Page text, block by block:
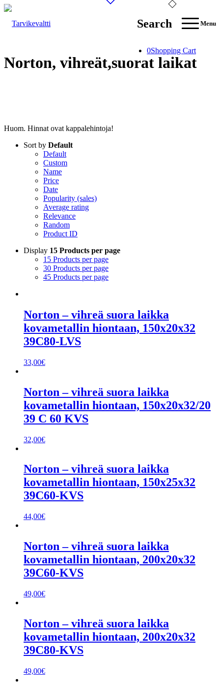
Search Menu
0Shopping Cart
Norton, vihreät,suorat laikat
Huom. Hinnat ovat kappalehintoja!
Sort by Default
Default
Custom
Name
Price
Date
Popularity (sales)
Average rating
Relevance
Random
Product ID
Display 15 Products per page
15 Products per page
30 Products per page
45 Products per page
Norton – vihreä suora laikka
kovametallin hiontaan, 150x20x32
39C80-LVS
33,00€
Norton – vihreä suora laikka
kovametallin hiontaan, 150x20x32/20
39 C 60 KVS
32,00€
Norton – vihreä suora laikka
kovametallin hiontaan, 150x25x32
39C60-KVS
44,00€
Norton – vihreä suora laikka
kovametallin hiontaan, 200x20x32
39C60-KVS
49,00€
Norton – vihreä suora laikka
kovametallin hiontaan, 200x20x32
39C80-KVS
49,00€